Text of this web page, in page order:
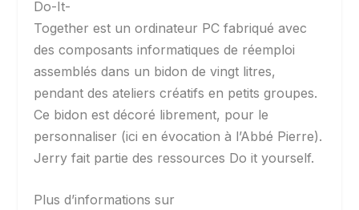
Do-It-
Together est un ordinateur PC fabriqué avec
des composants informatiques de réemploi
assemblés dans un bidon de vingt litres,
pendant des ateliers créatifs en petits groupes.
Ce bidon est décoré librement, pour le
personnaliser (ici en évocation à l’Abbé Pierre).
Jerry fait partie des ressources Do it yourself.
Plus d’informations sur